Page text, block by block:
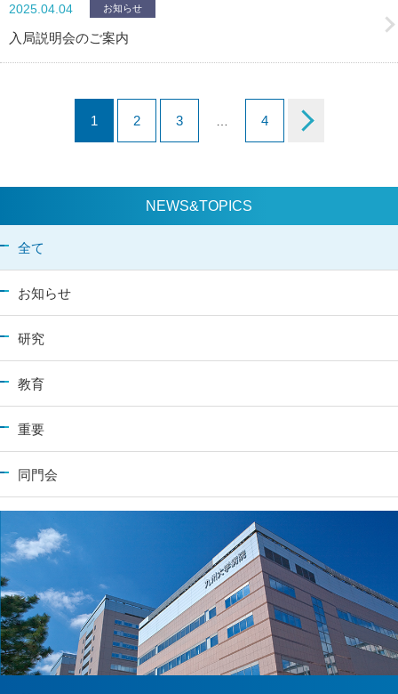
お知らせ
2025.04.04
入局説明会のご案内
1 2 3 4
NEWS&TOPICS
全て
お知らせ
研究
教育
重要
同門会